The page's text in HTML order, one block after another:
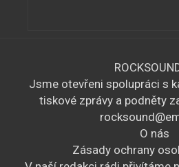
Jsme otevřeni spolupráci s
tiskové zprávy a podněty
O nás
Zásady ochrany